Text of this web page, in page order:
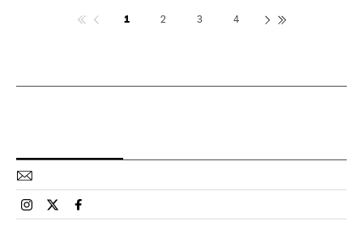
1 2 3 4
Esportes El País Brasil en Instagram
Esportes El País Brasil en Twitter
Esportes El País Brasil en Facebook